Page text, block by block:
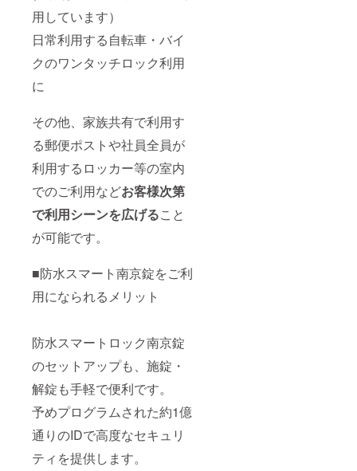
用しています）
日常利用する自転車・バイ
クのワンタッチロック利用
に
その他、家族共有で利用す
る郵便ポストや社員全員が
利用するロッカー等の室内
でのご利用などお客様次第
で利用シーンを広げること
が可能です。
■防水スマート南京錠をご利
用になられるメリット
防水スマートロック南京錠
のセットアップも、施錠・
解錠も手軽で便利です。
予めプログラムされた約1億
通りのIDで高度なセキュリ
ティを提供します。